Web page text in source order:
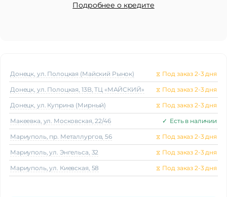
Подробнее о кредите
Донецк, ул. Полоцкая (Майский Рынок) ⧖ Под заказ 2-3 дня
Донецк, ул. Полоцкая, 13В, ТЦ «МАЙСКИЙ» ⧖ Под заказ 2-3 дня
Донецк, ул. Куприна (Мирный) ⧖ Под заказ 2-3 дня
Макеeвка, ул. Московская, 22/46 ✓ Есть в наличии
Мариуполь, пр. Металлургов, 56 ⧖ Под заказ 2-3 дня
Мариуполь, ул. Энгельса, 32 ⧖ Под заказ 2-3 дня
Мариуполь, ул. Киевская, 58 ⧖ Под заказ 2-3 дня